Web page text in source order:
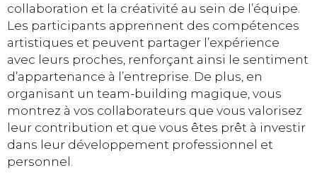
collaboration et la créativité au sein de l’équipe.
Les participants apprennent des compétences
artistiques et peuvent partager l’expérience
avec leurs proches, renforçant ainsi le sentiment
d’appartenance à l’entreprise. De plus, en
organisant un team-building magique, vous
montrez à vos collaborateurs que vous valorisez
leur contribution et que vous êtes prêt à investir
dans leur développement professionnel et
personnel.